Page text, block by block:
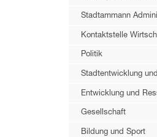
Stadtammann
Kontaktstelle
Politik
Stadtentwicklung
Entwicklung und
Gesellschaft
Bildung und Sport